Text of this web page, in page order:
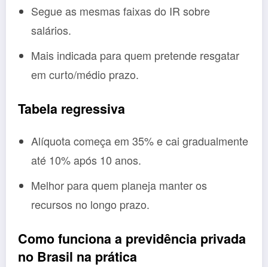
Segue as mesmas faixas do IR sobre
salários.
Mais indicada para quem pretende resgatar
em curto/médio prazo.
Tabela regressiva
Alíquota começa em 35% e cai gradualmente
até 10% após 10 anos.
Melhor para quem planeja manter os
recursos no longo prazo.
Como funciona a previdência privada
no Brasil na prática